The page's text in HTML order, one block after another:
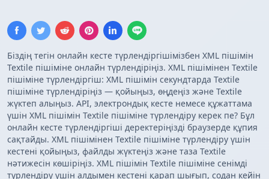
Біздің тегін онлайн кесте түрлендіргішімізбен XML пішімін
Textile пішіміне онлайн түрлендіріңіз. XML пішімінен Textile
пішіміне түрлендіргіш: XML пішімін секундтарда Textile
пішіміне түрлендіріңіз — қойыңыз, өңдеңіз және Textile
жүктеп алыңыз. API, электрондық кесте немесе құжаттама
үшін XML пішімін Textile пішіміне түрлендіру керек пе? Бұл
онлайн кесте түрлендіргіші деректеріңізді браузерде құпия
сақтайды. XML пішімінен Textile пішіміне түрлендіру үшін
кестені қойыңыз, файлды жүктеңіз және таза Textile
нәтижесін көшіріңіз. XML пішімін Textile пішіміне сенімді
түрлендіру үшін алдымен кестені қарап шығып, содан кейін